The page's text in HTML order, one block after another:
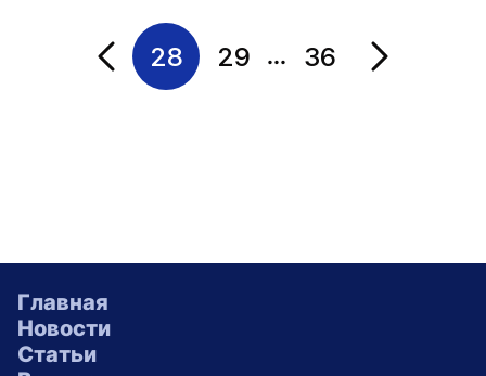
Переход на страницу
28 29 ... 36 Переход на
Главная
Новости
Статьи